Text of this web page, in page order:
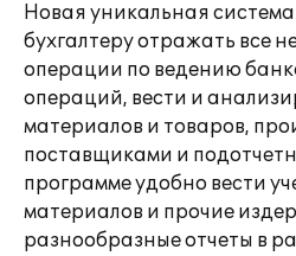
Новая уникальная система
бухгалтеру отражать все
операции по ведению
операций, вести и
материалов и товаров,
поставщиками и
программе удобно вести
материалов и прочие
разнообразные отчеты в